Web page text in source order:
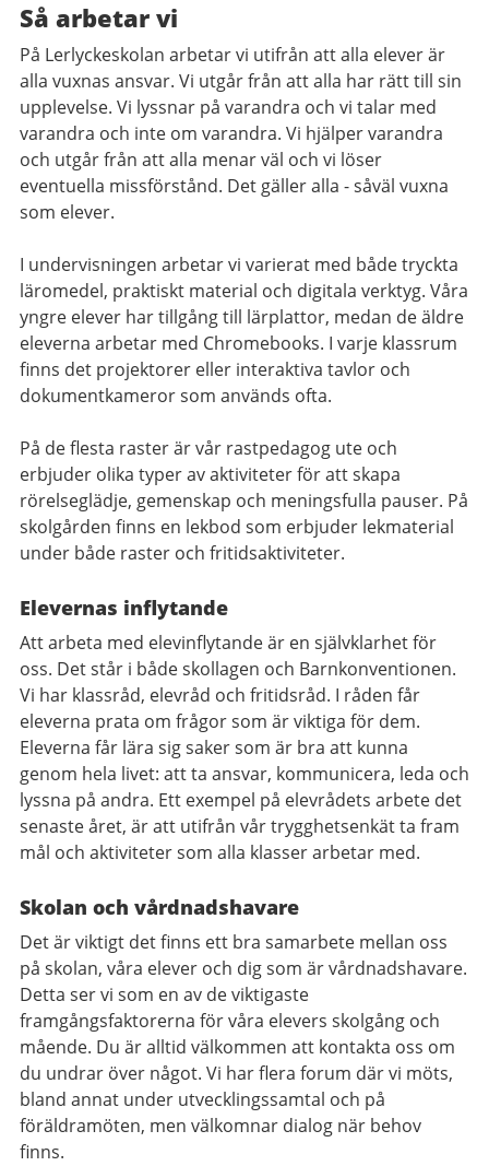
Så arbetar vi
På Lerlyckeskolan arbetar vi utifrån att alla elever är
alla vuxnas ansvar. Vi utgår från att alla har rätt till sin
upplevelse. Vi lyssnar på varandra och vi talar med
varandra och inte om varandra. Vi hjälper varandra
och utgår från att alla menar väl och vi löser
eventuella missförstånd. Det gäller alla - såväl vuxna
som elever.
I undervisningen arbetar vi varierat med både tryckta
läromedel, praktiskt material och digitala verktyg. Våra
yngre elever har tillgång till lärplattor, medan de äldre
eleverna arbetar med Chromebooks. I varje klassrum
finns det projektorer eller interaktiva tavlor och
dokumentkameror som används ofta.
På de flesta raster är vår rastpedagog ute och
erbjuder olika typer av aktiviteter för att skapa
rörelseglädje, gemenskap och meningsfulla pauser. På
skolgården finns en lekbod som erbjuder lekmaterial
under både raster och fritidsaktiviteter.
Elevernas inflytande
Att arbeta med elevinflytande är en självklarhet för
oss. Det står i både skollagen och Barnkonventionen.
Vi har klassråd, elevråd och fritidsråd. I råden får
eleverna prata om frågor som är viktiga för dem.
Eleverna får lära sig saker som är bra att kunna
genom hela livet: att ta ansvar, kommunicera, leda och
lyssna på andra. Ett exempel på elevrådets arbete det
senaste året, är att utifrån vår trygghetsenkät ta fram
mål och aktiviteter som alla klasser arbetar med.
Skolan och vårdnadshavare
Det är viktigt det finns ett bra samarbete mellan oss
på skolan, våra elever och dig som är vårdnadshavare.
Detta ser vi som en av de viktigaste
framgångsfaktorerna för våra elevers skolgång och
mående. Du är alltid välkommen att kontakta oss om
du undrar över något. Vi har flera forum där vi möts,
bland annat under utvecklingssamtal och på
föräldramöten, men välkomnar dialog när behov
finns.